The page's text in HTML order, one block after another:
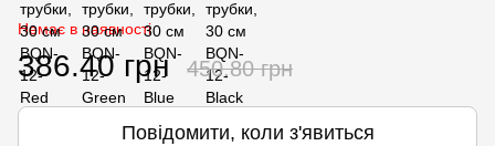
Немає в наявності
386.40 грн 450.80 грн
Повідомити, коли з'явиться